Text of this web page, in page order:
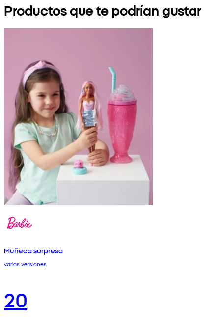
Productos que te podrían gustar
Muñeca sorpresa
varias versiones
20